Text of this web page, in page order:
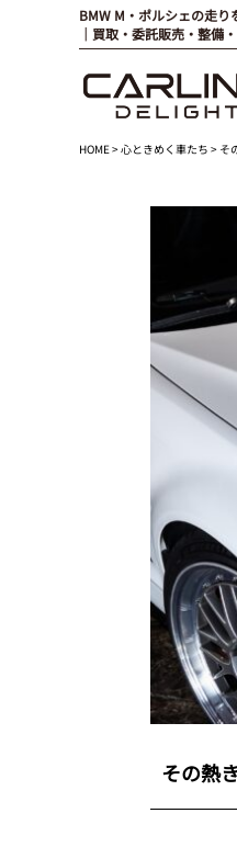
BMW M・ポルシェの走
｜買取・委託販売・整備
HOME>心ときめく車たち > そ
その熱